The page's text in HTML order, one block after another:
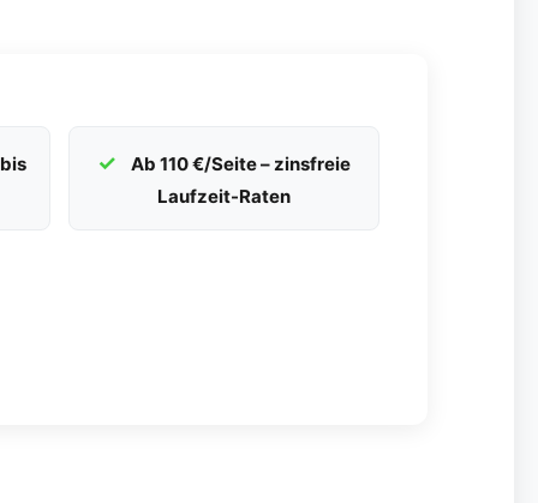
Ab 110 €/Seite – zinsfreie
Laufzeit-Raten